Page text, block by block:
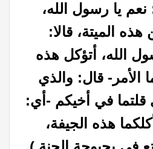
نعم يا رسول الله،
هذه الميتة، قالا:
الله، أتؤكل هذه
الأمر- قال: والذي
قلتما في أخيكم -أي:
هذه الجيفة،